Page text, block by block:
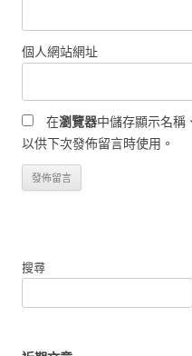
個人網站網址
在瀏覽器中儲存顯示名稱
以供下次發佈留言時使用。
搜尋